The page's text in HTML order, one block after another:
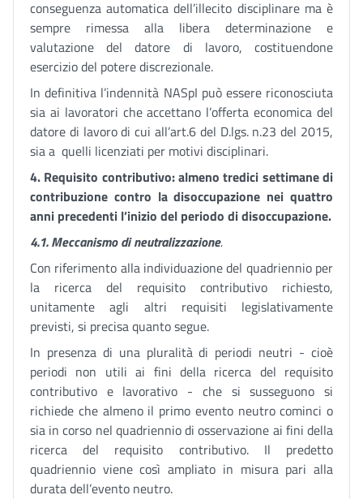
conseguenza automatica dell’illecito disciplinare ma è
sempre rimessa alla libera determinazione e
valutazione del datore di lavoro, costituendone
esercizio del potere discrezionale.
In definitiva l’indennità NASpI può essere riconosciuta
sia ai lavoratori che accettano l’offerta economica del
datore di lavoro di cui all’art.6 del D.lgs. n.23 del 2015,
sia a quelli licenziati per motivi disciplinari.
4. Requisito contributivo: almeno tredici settimane di
contribuzione contro la disoccupazione nei quattro
anni precedenti l’inizio del periodo di disoccupazione.
4.1. Meccanismo di neutralizzazione.
Con riferimento alla individuazione del quadriennio per
la ricerca del requisito contributivo richiesto,
unitamente agli altri requisiti legislativamente
previsti, si precisa quanto segue.
In presenza di una pluralità di periodi neutri - cioè
periodi non utili ai fini della ricerca del requisito
contributivo e lavorativo - che si susseguono si
richiede che almeno il primo evento neutro cominci o
sia in corso nel quadriennio di osservazione ai fini della
ricerca del requisito contributivo. Il predetto
quadriennio viene così ampliato in misura pari alla
durata dell’evento neutro.